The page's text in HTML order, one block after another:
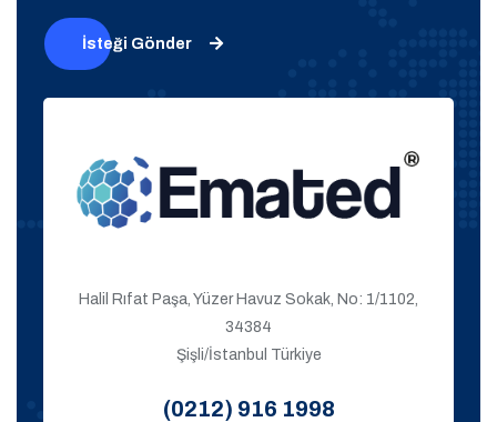
İsteği Gönder
Halil Rıfat Paşa, Yüzer Havuz Sokak, No: 1/1102,
34384
Şişli/İstanbul Türkiye
(0212) 916 1998